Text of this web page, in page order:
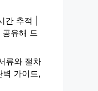
간 추적 |
유해 드
류와 절차
벽 가이드,